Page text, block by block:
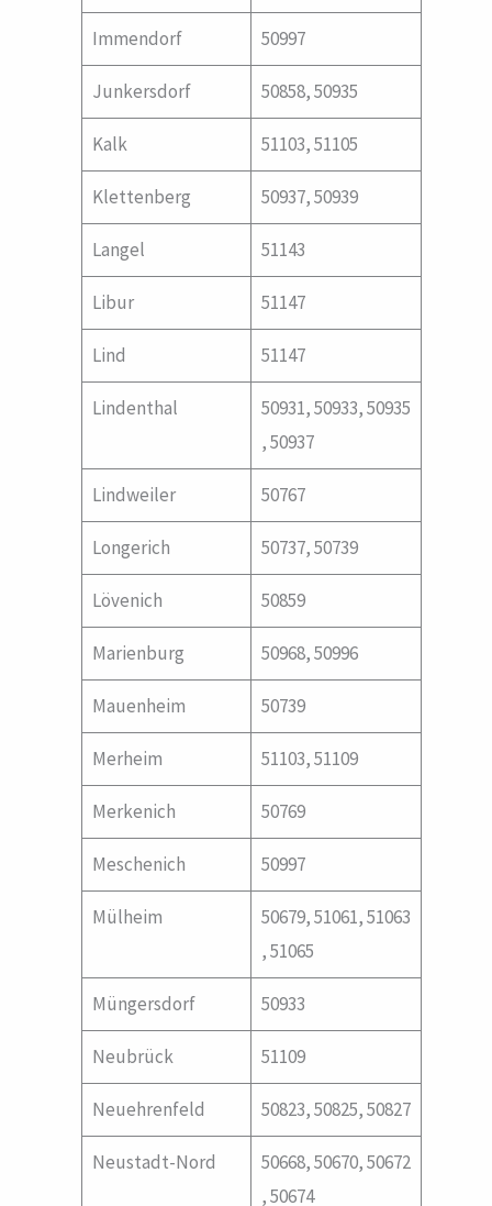
Immendorf 50997
Junkersdorf 50858, 50935
Kalk 51103, 51105
Klettenberg 50937, 50939
Langel 51143
Libur 51147
Lind 51147
Lindenthal
50931, 50933, 50935
, 50937
Lindweiler 50767
Longerich 50737, 50739
Lövenich 50859
Marienburg 50968, 50996
Mauenheim 50739
Merheim 51103, 51109
Merkenich 50769
Meschenich 50997
Mülheim
50679, 51061, 51063
, 51065
Müngersdorf 50933
Neubrück 51109
Neuehrenfeld 50823, 50825, 50827
Neustadt-Nord
50668, 50670, 50672
, 50674